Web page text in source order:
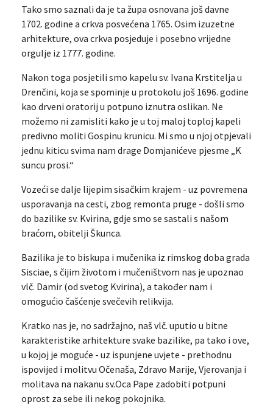
Tako smo saznali da je ta župa osnovana još davne
1702. godine a crkva posvećena 1765. Osim izuzetne
arhitekture, ova crkva posjeduje i posebno vrijedne
orgulje iz 1777. godine.
Nakon toga posjetili smo kapelu sv. Ivana Krstitelja u
Drenčini, koja se spominje u protokolu još 1696. godine
kao drveni oratorij u potpuno iznutra oslikan. Ne
možemo ni zamisliti kako je u toj maloj toploj kapeli
predivno moliti Gospinu krunicu. Mi smo u njoj otpjevali
jednu kiticu svima nam drage Domjanićeve pjesme „K
suncu prosi.“
Vozeći se dalje lijepim sisačkim krajem - uz povremena
usporavanja na cesti, zbog remonta pruge - došli smo
do bazilike sv. Kvirina, gdje smo se sastali s našom
braćom, obitelji Škunca.
Bazilika je to biskupa i mučenika iz rimskog doba grada
Sisciae, s čijim životom i mučeništvom nas je upoznao
vlč. Damir (od svetog Kvirina), a također nam i
omogućio čašćenje svečevih relikvija.
Kratko nas je, no sadržajno, naš vlč. uputio u bitne
karakteristike arhitekture svake bazilike, pa tako i ove,
u kojoj je moguće - uz ispunjene uvjete - prethodnu
ispovijed i molitvu Očenaša, Zdravo Marije, Vjerovanja i
molitava na nakanu sv.Oca Pape zadobiti potpuni
oprost za sebe ili nekog pokojnika.